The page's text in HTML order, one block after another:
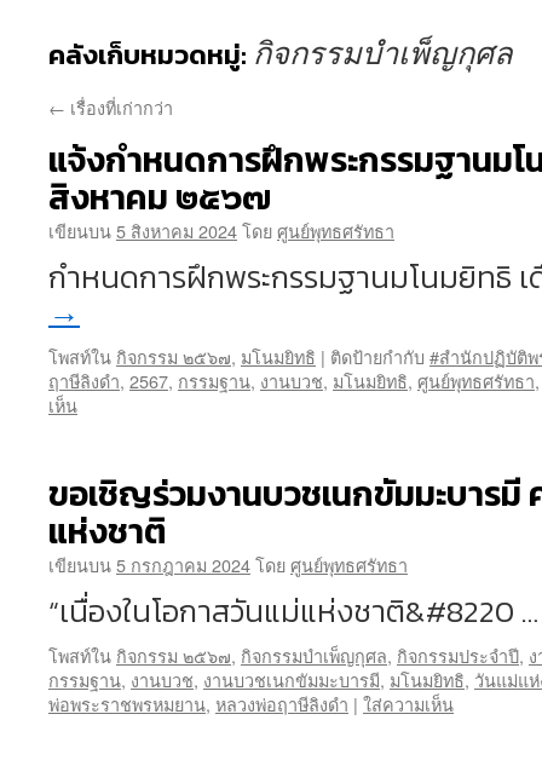
คลังเก็บหมวดหมู่: กิจกรรมบำเพ็ญกุศล
← เรื่องที่เก่ากว่า
แจ้งกำหนดการฝึกพระกรรมฐานมโ
สิงหาคม ๒๕๖๗
เขียนบน5 สิงหาคม 2024โดยศูนย์พุทธศรัทธา
กำหนดการฝึกพระกรรมฐานมโนมยิทธิ
→
โพสท์ใน กิจกรรม ๒๕๖๗, มโนมยิทธิ | ติดป้ายกำกับ #สำนักปฏิบัติพ
ฤาษีลิงดำ, 2567, กรรมฐาน, งานบวช, มโนมยิทธิ, ศูนย์พุทธศรัทธา
เห็น
ขอเชิญร่วมงานบวชเนกขัมมะบารมี
แห่งชาติ
เขียนบน5 กรกฎาคม 2024โดยศูนย์พุทธศรัทธา
“เนื่องในโอกาสวันแม่แห่งชาติ&#8220
โพสท์ใน กิจกรรม ๒๕๖๗, กิจกรรมบำเพ็ญกุศล, กิจกรรมประจำปี,
กรรมฐาน, งานบวช, งานบวชเนกขัมมะบารมี, มโนมยิทธิ, วันแม่แ
พ่อพระราชพรหมยาน, หลวงพ่อฤาษีลิงดำ | ใส่ความเห็น